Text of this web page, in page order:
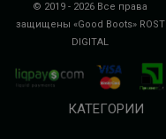
© 2019 - 2026 Все права
защищены «Good Boots» ROST
DIGITAL
КАТЕГОРИИ